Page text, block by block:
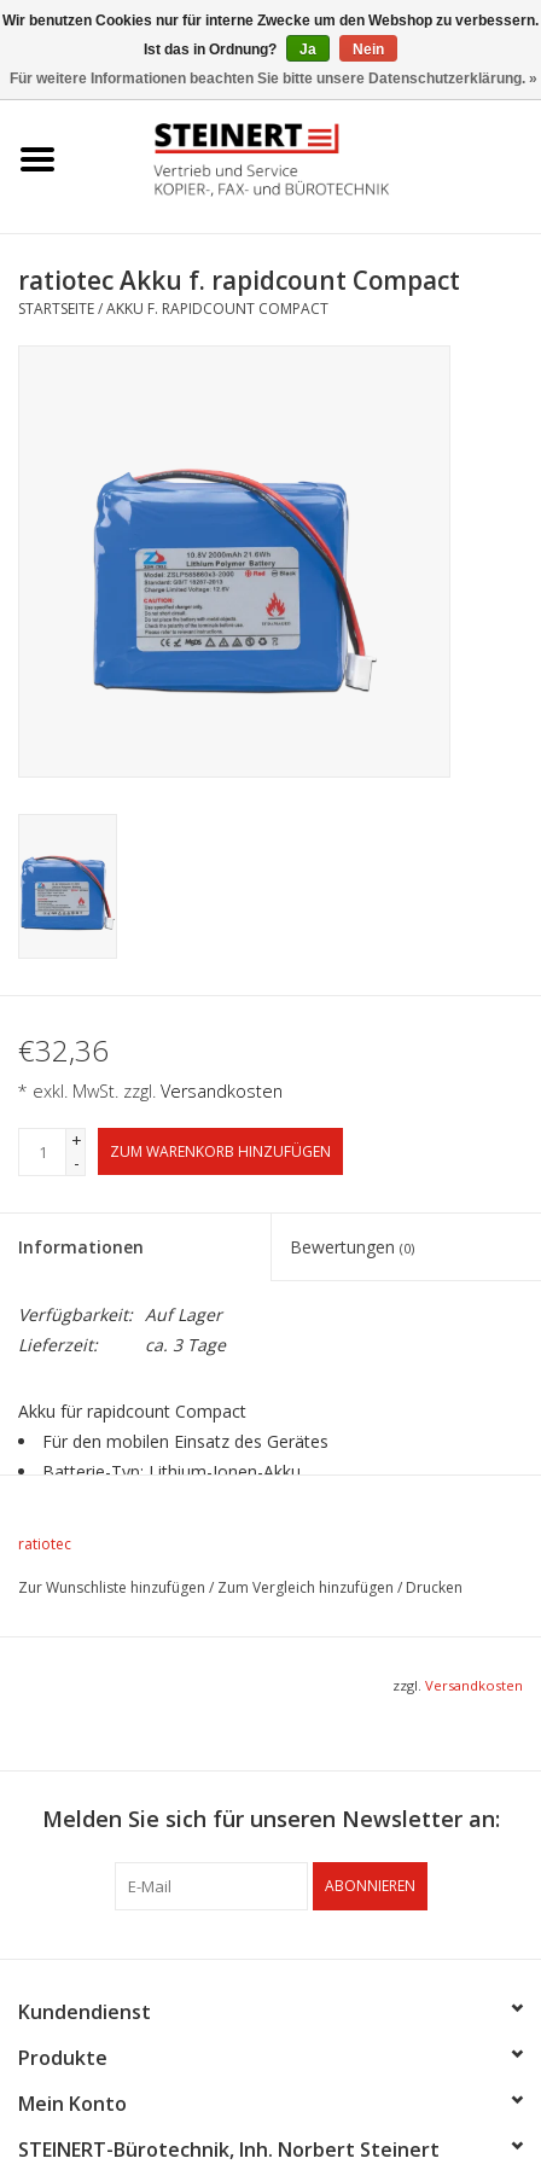
Büromaschinen- Service
Toner
ratiotec Akku f. rapidcount Compact
STARTSEITE/AKKU F. RAPIDCOUNT COMPACT
€32,36
* exkl. MwSt. zzgl. Versandkosten
+
-
ZUM WARENKORB HINZUFÜGEN
Informationen Bewertungen (0)
Verfügbarkeit: Auf Lager
Lieferzeit:
ca. 3 Tage
Akku für rapidcount Compact
Für den mobilen Einsatz des Gerätes
Batterie-Typ: Lithium-Ionen-Akku
ratiotec
Zur Wunschliste hinzufügen / Zum Vergleich hinzufügen / Drucken
zzgl. Versandkosten
Melden Sie sich für unseren Newsletter an:
ABONNIEREN
Kundendienst
Produkte
Mein Konto
STEINERT-Bürotechnik, Inh. Norbert Steinert
Wir benutzen Cookies nur für interne Zwecke um den Webshop zu verbessern.
Ist das in Ordnung?
Ja
Nein
Für weitere Informationen beachten Sie bitte unsere Datenschutzerklärung. »